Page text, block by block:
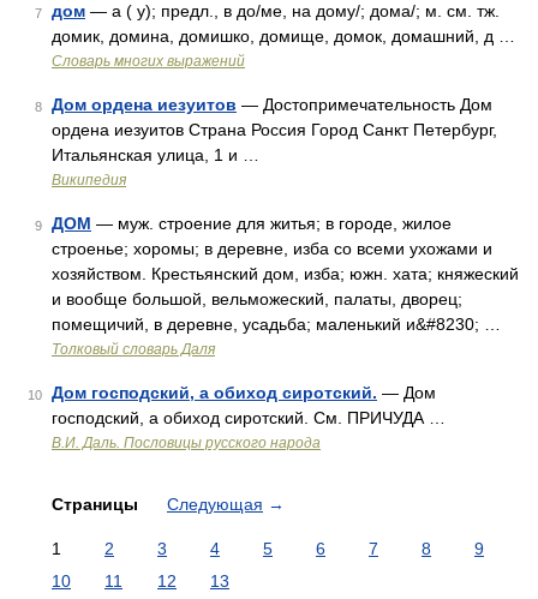
7 дом — а ( у); предл., в до/ме, на дому/; дома/; м. см. тж.
домик, домина, домишко, домище, домок, домашний, д …
Словарь многих выражений
8 Дом ордена иезуитов — Достопримечательность Дом
ордена иезуитов Страна Россия Город Санкт Петербург,
Итальянская улица, 1 и …
Википедия
9 ДОМ — муж. строение для житья; в городе, жилое
строенье; хоромы; в деревне, изба со всеми ухожами и
хозяйством. Крестьянский дом, изба; южн. хата; княжеский
и вообще большой, вельможеский, палаты, дворец;
помещичий, в деревне, усадьба; маленький и&#8230; …
Толковый словарь Даля
10 Дом господский, а обиход сиротский. — Дом
господский, а обиход сиротский. См. ПРИЧУДА …
В.И. Даль. Пословицы русского народа
Страницы Следующая →
1 2 3 4 5 6 7 8
9
10
11 12 13